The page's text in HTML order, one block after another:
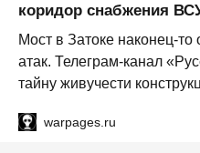
коридор снабжения
Мост в Затоке наконец-
атак. Телеграм-канал
тайну живучести
warpages.ru